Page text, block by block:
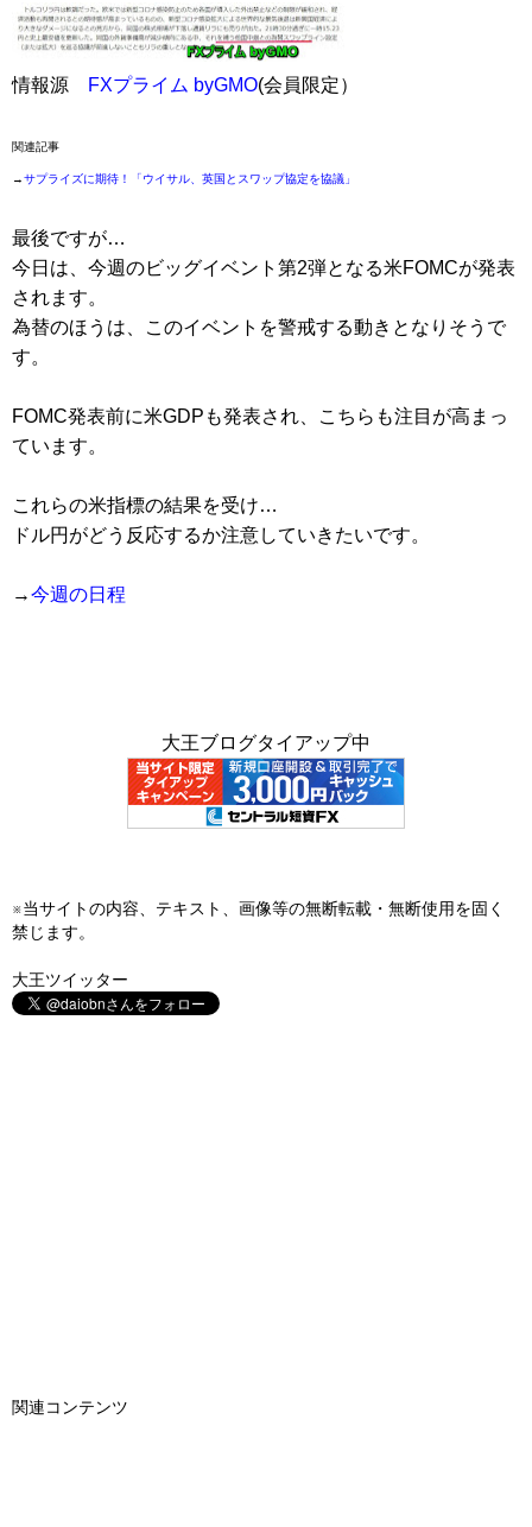
情報源 FXプライム byGMO(会員限定）
関連記事
→サプライズに期待！「ウイサル、英国とスワップ協定を協議」
最後ですが…
今日は、今週のビッグイベント第2弾となる米FOMCが発表
されます。
為替のほうは、このイベントを警戒する動きとなりそうで
す。
FOMC発表前に米GDPも発表され、こちらも注目が高まっ
ています。
これらの米指標の結果を受け…
ドル円がどう反応するか注意していきたいです。
→今週の日程
大王ブログタイアップ中
※当サイトの内容、テキスト、画像等の無断転載・無断使用を固く
禁じます。
大王ツイッター
関連コンテンツ